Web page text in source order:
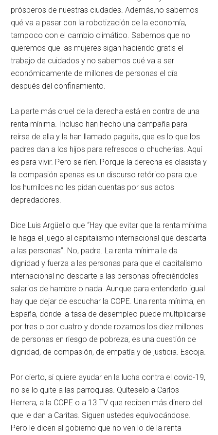
prósperos de nuestras ciudades. Además,no sabemos
qué va a pasar con la robotización de la economía,
tampoco con el cambio climático. Sabemos que no
queremos que las mujeres sigan haciendo gratis el
trabajo de cuidados y no sabemos qué va a ser
económicamente de millones de personas el día
después del confinamiento.
La parte más cruel de la derecha está en contra de una
renta mínima. Incluso han hecho una campaña para
reírse de ella y la han llamado paguita, que es lo que los
padres dan a los hijos para refrescos o chucherías. Aquí
es para vivir. Pero se ríen. Porque la derecha es clasista y
la compasión apenas es un discurso retórico para que
los humildes no les pidan cuentas por sus actos
depredadores.
Dice Luis Argüello que “Hay que evitar que la renta mínima
le haga el juego al capitalismo internacional que descarta
a las personas”. No, padre. La renta mínima le da
dignidad y fuerza a las personas para que el capitalismo
internacional no descarte a las personas ofreciéndoles
salarios de hambre o nada. Aunque para entenderlo igual
hay que dejar de escuchar la COPE. Una renta mínima, en
España, donde la tasa de desempleo puede multiplicarse
por tres o por cuatro y donde rozamos los diez millones
de personas en riesgo de pobreza, es una cuestión de
dignidad, de compasión, de empatía y de justicia. Escoja.
Por cierto, si quiere ayudar en la lucha contra el covid-19,
no se lo quite a las parroquias. Quíteselo a Carlos
Herrera, a la COPE o a 13 TV que reciben más dinero del
que le dan a Caritas. Siguen ustedes equivocándose.
Pero le dicen al gobierno que no ven lo de la renta